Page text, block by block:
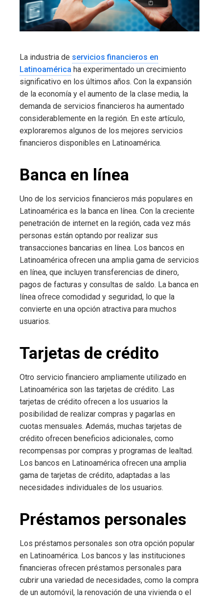
La industria de servicios financieros en
Latinoamérica ha experimentado un crecimiento
significativo en los últimos años. Con la expansión
de la economía y el aumento de la clase media, la
demanda de servicios financieros ha aumentado
considerablemente en la región. En este artículo,
exploraremos algunos de los mejores servicios
financieros disponibles en Latinoamérica.
Banca en línea
Uno de los servicios financieros más populares en
Latinoamérica es la banca en línea. Con la creciente
penetración de internet en la región, cada vez más
personas están optando por realizar sus
transacciones bancarias en línea. Los bancos en
Latinoamérica ofrecen una amplia gama de servicios
en línea, que incluyen transferencias de dinero,
pagos de facturas y consultas de saldo. La banca en
línea ofrece comodidad y seguridad, lo que la
convierte en una opción atractiva para muchos
usuarios.
Tarjetas de crédito
Otro servicio financiero ampliamente utilizado en
Latinoamérica son las tarjetas de crédito. Las
tarjetas de crédito ofrecen a los usuarios la
posibilidad de realizar compras y pagarlas en
cuotas mensuales. Además, muchas tarjetas de
crédito ofrecen beneficios adicionales, como
recompensas por compras y programas de lealtad.
Los bancos en Latinoamérica ofrecen una amplia
gama de tarjetas de crédito, adaptadas a las
necesidades individuales de los usuarios.
Préstamos personales
Los préstamos personales son otra opción popular
en Latinoamérica. Los bancos y las instituciones
financieras ofrecen préstamos personales para
cubrir una variedad de necesidades, como la compra
de un automóvil, la renovación de una vivienda o el